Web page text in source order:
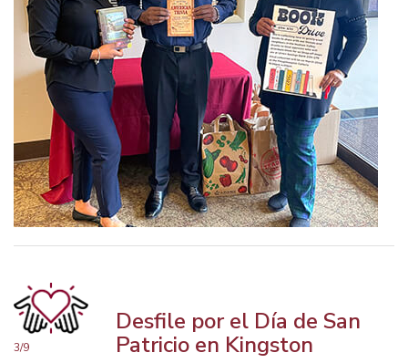
3/9
Desfile por el Día de San
Patricio en Kingston